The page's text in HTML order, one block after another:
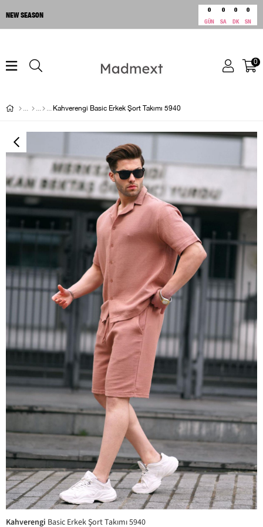
NEW SEASON
0
GÜN
0
SA
0
DK
0
SN
0
Kahverengi Basic Erkek Şort Takımı 5940
Kahverengi Basic Erkek Şort Takımı 5940